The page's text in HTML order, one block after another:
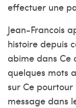
effectuer une
Jean-Francois
histoire depuis
abime dans Ce
quelques mots
sur Ce pourtour
message dans